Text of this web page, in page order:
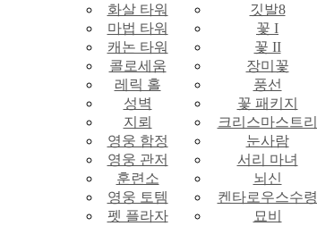
화살 타워
마법 타워
캐논 타워
콜로세움
레릭 홀
성벽
지뢰
영웅 함정
영웅 관저
훈련소
영웅 토템
펫 플라자
깃발8
꽃 I
꽃 II
장미꽃
풍선
꽃 패키지
크리스마스트리
눈사람
서리 마녀
뇌신
켄타로우스수령
묘비